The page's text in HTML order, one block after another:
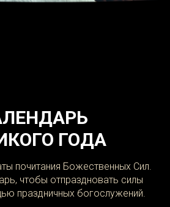
ГОДА
почитания Божественных Сил.
чтобы отпраздновать силы
праздничных богослужений.